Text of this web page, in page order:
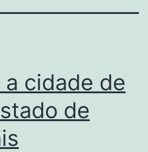
cidade de
de